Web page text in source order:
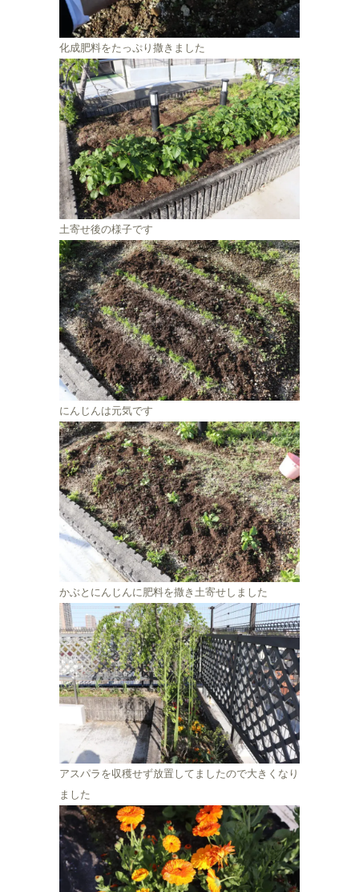
化成肥料をたっぷり撒きました
土寄せ後の様子です
にんじんは元気です
かぶとにんじんに肥料を撒き土寄せしました
アスパラを収穫せず放置してましたので大きくなり
ました